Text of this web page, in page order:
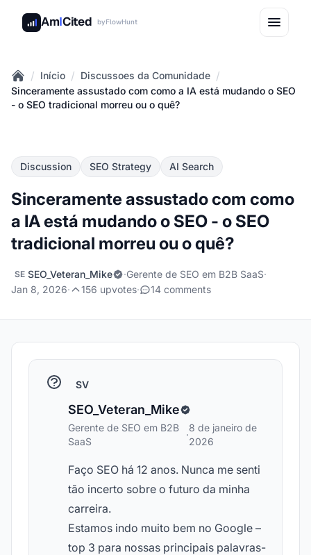
AmICited byFlowHunt
Home
/ Início / Discussoes da Comunidade /
Sinceramente assustado com como a IA está mudando o SEO
- o SEO tradicional morreu ou o quê?
Discussion SEO Strategy AI Search
Sinceramente assustado com como
a IA está mudando o SEO - o SEO
tradicional morreu ou o quê?
SE SEO_Veteran_Mike ·Gerente de SEO em B2B SaaS·
Jan 8, 2026· 156 upvotes· 14 comments
SV
SEO_Veteran_Mike
Gerente de SEO em B2B
SaaS
·
8 de janeiro de
2026
Faço SEO há 12 anos. Nunca me senti
tão incerto sobre o futuro da minha
carreira.
Estamos indo muito bem no Google –
top 3 para nossas principais palavras-